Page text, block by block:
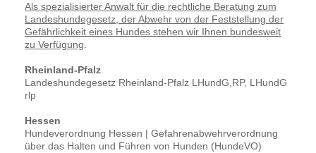
Als spezialisierter Anwalt für die rechtliche Beratung zum
Landeshundegesetz, der Abwehr von der Feststellung der
Gefährlichkeit eines Hundes stehen wir Ihnen bundesweit
zu Verfügung
Rheinland-Pfalz
Landeshundegesetz Rheinland-Pfalz LHundG,RP, LHundG
rlp
Hessen
Hundeverordnung Hessen | Gefahrenabwehrverordnung
über das Halten und Führen von Hunden (HundeVO)